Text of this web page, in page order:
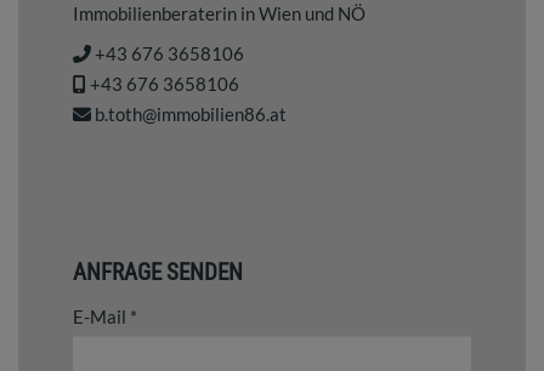
Immobilienberaterin in Wien und NÖ
+43 676 3658106
+43 676 3658106
b.toth@immobilien86.at
ANFRAGE SENDEN
E-Mail